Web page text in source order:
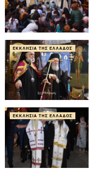
ΕΚΚΛΗΣΊΑ ΤΗΣ ΕΛΛΆΔΟΣ
ΕΚΚΛΗΣΊΑ ΤΗΣ ΕΛΛΆΔΟΣ